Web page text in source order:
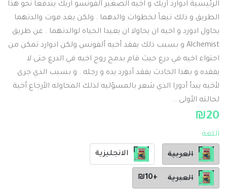
الرئيسية ادوارد أريك و اخيه الصغير ألفونسو اريك يندفعا نحو هذا
الطريق و ذلك تبعاً لخطوات والدهما . ولكن بعد موت والدتهما
يحاول ادورد و اخيه ان يحاولا ان يعيدا الحياه لوالدتهما . عن طريق
Alchemist و بسبب ذلك يفقد أخيه ألفونس ولكن ادوارد تمكن من
احتواء اخيه في درع حيث قام بدمج روح اخيه في الدرع حتى لا
يفقده و بهذا الحادث يفقد أدورد يده و رجله . و بسبب الذي جرى
لأخيه يبدأ أدورا الذي شعر بالمسؤليه لذلك المحاوله الأرجاع أخية
لحالته الأولى ..
₪20
اللغة
العربية الانجليزية
العبرية +₪10